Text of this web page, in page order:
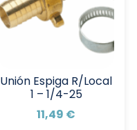
Unión Espiga R/Local
1 – 1/4-25
11,49 €